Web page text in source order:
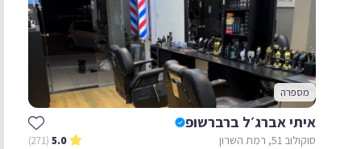
מספרה
איתי אברג׳ל ברברשופ
סוקולוב 51, רמת השרון 5.0
(271)